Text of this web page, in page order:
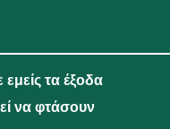
τα έξοδα
να φτάσουν